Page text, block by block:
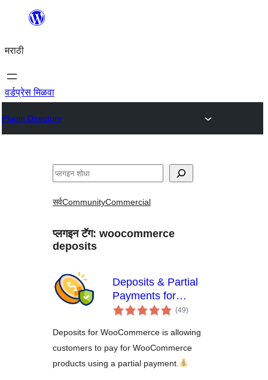
सामुग्रीवर
मराठी
वर्डप्रेस मिळवा
Plugin Directory
शोधा
सर्वCommunityCommercial
प्लगइन टॅग: woocommerce
deposits
Deposits & Partial
Payments for
WooCommerce –
(49एकूण
मूल्यांकन
)
Deposits for WooCommerce is allowing
customers to pay for WooCommerce
products using a partial payment.